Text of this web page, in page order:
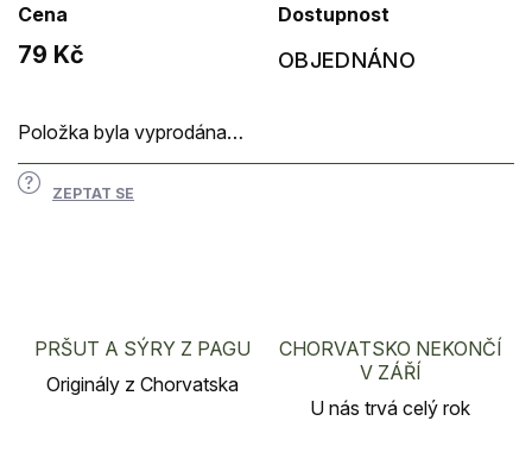
Cena
79 Kč
cena:
Dostupnost
OBJEDNÁNO
Položka byla vyprodána…
ZEPTAT SE
PRŠUT A SÝRY Z PAGU
Originály z Chorvatska
CHORVATSKO NEKONČÍ
V ZÁŘÍ
U nás trvá celý rok